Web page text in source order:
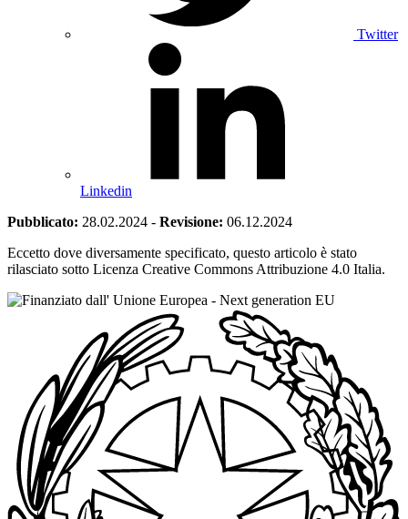
Twitter
Linkedin
Pubblicato: 28.02.2024 - Revisione: 06.12.2024
Eccetto dove diversamente specificato, questo articolo è stato
rilasciato sotto Licenza Creative Commons Attribuzione 4.0 Italia.